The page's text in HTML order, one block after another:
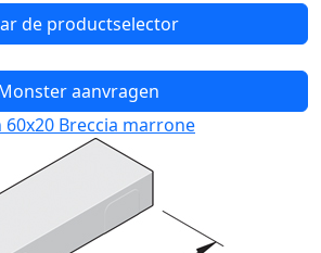
de productselector
aanvragen
Breccia marrone